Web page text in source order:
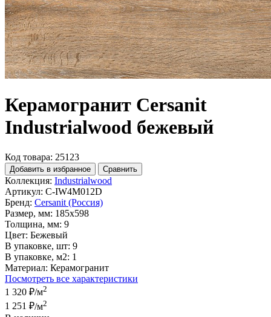
Керамогранит Cersanit
Industrialwood бежевый
Код товара: 25123
Добавить в избранное Сравнить
Коллекция: Industrialwood
Артикул: C-IW4M012D
Бренд: Cersanit (Россия)
Размер, мм: 185x598
Толщина, мм: 9
Цвет: Бежевый
В упаковке, шт: 9
В упаковке, м2: 1
Материал: Керамогранит
Посмотреть все характеристики
1 320 ₽/м2
1 251 ₽/м2